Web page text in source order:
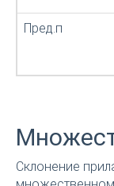
Пред.п
Склонение